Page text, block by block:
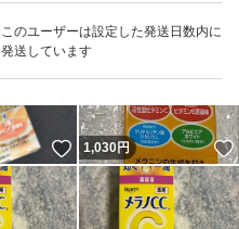
このユーザーは設定した発送日数内に
発送しています
いいね！
1,030円